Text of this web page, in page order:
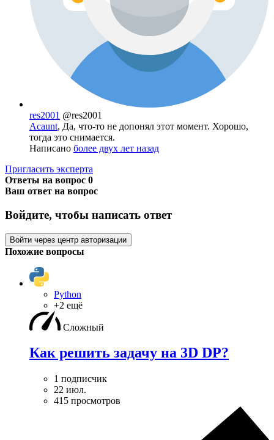
res2001 @res2001
Acaunt, Да, что-то не допонял этот момент. Хорошо,
тогда это снимается.
Написано более двух лет назад
Пригласить эксперта
Ответы на вопрос 0
Ваш ответ на вопрос
Войдите, чтобы написать ответ
Войти через центр авторизации
Похожие вопросы
Python
+2 ещё
Сложный
Как решить задачу на 3D DP?
1 подписчик
22 июл.
415 просмотров